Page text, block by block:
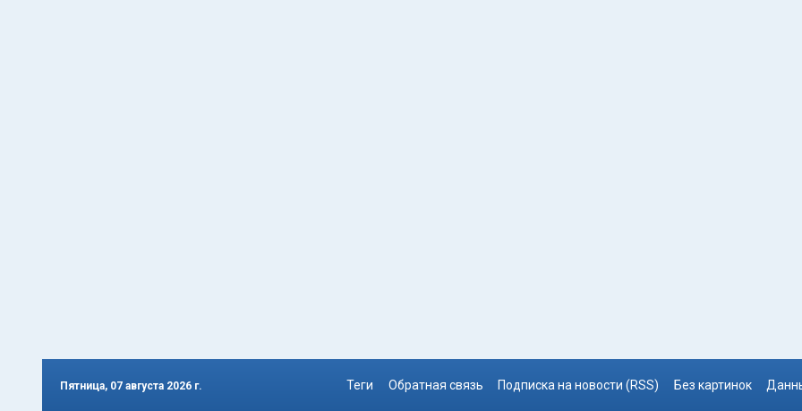
Пятница, 07 августа 2026 г. Теги Обратная связь Подписка на новости (RSS) Без картинок